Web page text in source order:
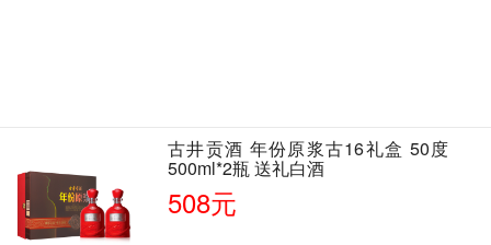
古井贡酒 年份原浆古16礼盒 50度
500ml*2瓶 送礼白酒
508元